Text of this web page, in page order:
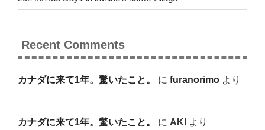
Recent Comments
カナダに来て1年。驚いたこと。 に furanorimo より
カナダに来て1年。驚いたこと。 に AKI より